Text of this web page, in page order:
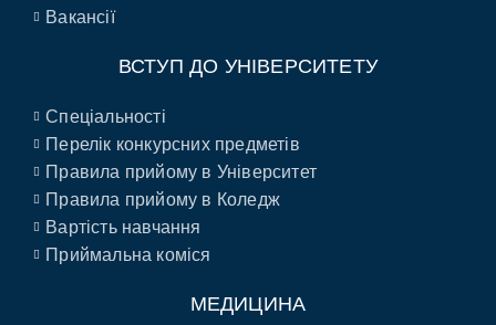
Вакансії
ВСТУП ДО УНІВЕРСИТЕТУ
Спеціальності
Перелік конкурсних предметів
Правила прийому в Університет
Правила прийому в Коледж
Вартість навчання
Приймальна коміся
МЕДИЦИНА